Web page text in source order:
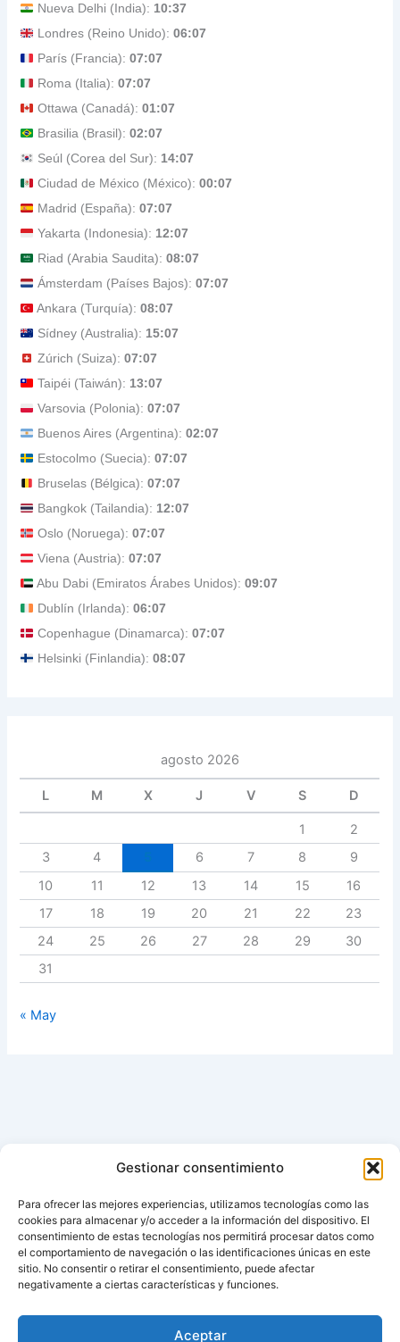
Gestionar consentimiento
Para ofrecer las mejores experiencias, utilizamos tecnologías como las
cookies para almacenar y/o acceder a la información del dispositivo. El
consentimiento de estas tecnologías nos permitirá procesar datos como
el comportamiento de navegación o las identificaciones únicas en este
sitio. No consentir o retirar el consentimiento, puede afectar
negativamente a ciertas características y funciones.
Aceptar
Nueva Delhi (India): 10:37
Londres (Reino Unido):06:07
París (Francia):07:07
Roma (Italia):07:07
Ottawa (Canadá):01:07
Brasilia (Brasil):02:07
Seúl (Corea del Sur): 14:07
Ciudad de México (México):00:07
Madrid (España):07:07
Yakarta (Indonesia): 12:07
Riad (Arabia Saudita):08:07
Ámsterdam (Países Bajos):07:07
Ankara (Turquía):08:07
Sídney (Australia): 15:07
Zúrich (Suiza):07:07
Taipéi (Taiwán): 13:07
Varsovia (Polonia):07:07
Buenos Aires (Argentina):02:07
Estocolmo (Suecia):07:07
Bruselas (Bélgica):07:07
Bangkok (Tailandia): 12:07
Oslo (Noruega):07:07
Viena (Austria):07:07
Abu Dabi (Emiratos Árabes Unidos):09:07
Dublín (Irlanda):06:07
Copenhague (Dinamarca):07:07
Helsinki (Finlandia):08:07
agosto 2026
L M X J V S D
1
2
3
4 6 7 8
9
10
11 12 13 14 15
16
17
18 19 20 21 22
23
24
25 26 27 28 29
30
31
« May